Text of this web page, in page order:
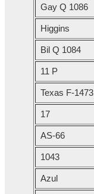
Gay Q 1086
Higgins
Bil Q 1084
11 P
Texas F-1473
17
AS-66
1043
Azul